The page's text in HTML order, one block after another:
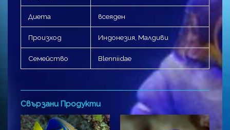
Диета всеяден
Произход Индонезия, Малдиви
Семейство Blenniidae
Свързани Продукти